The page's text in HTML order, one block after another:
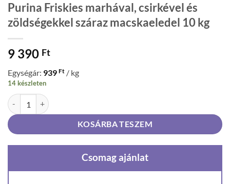
Purina Friskies marhával, csirkével és
zöldségekkel száraz macskaeledel 10 kg
9 390 Ft
Egységár: 939 Ft / kg
14 készleten
Purina Friskies marhával, csirkével és zöldségekkel száraz
KOSÁRBA TESZEM
Csomag ajánlat